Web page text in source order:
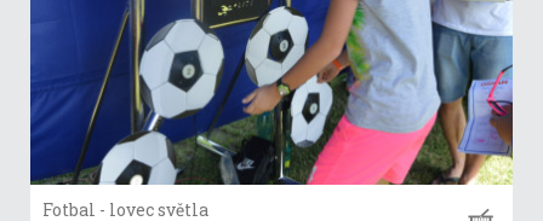
Fotbal - lovec světla